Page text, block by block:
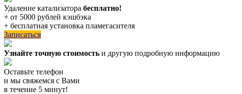
Удаление катализатора бесплатно!
+ от 5000 рублей кэшбэка
+ бесплатная установка пламегасителя
Записаться
Узнайте точную стоимость и другую подробную информацию
Оставьте телефон
и мы свяжемся с Вами
в течение 5 минут!